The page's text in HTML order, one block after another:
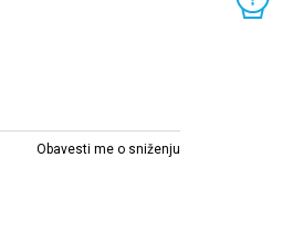
Obavesti me o sniženju